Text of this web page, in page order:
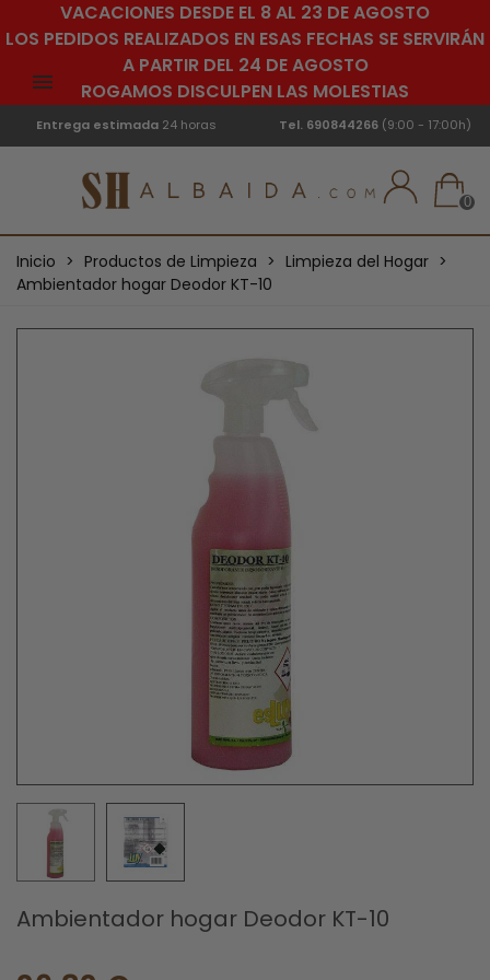
VACACIONES DESDE EL 8 AL 23 DE AGOSTO
LOS PEDIDOS REALIZADOS EN ESAS FECHAS SE SERVIRÁN
A PARTIR DEL 24 DE AGOSTO
ROGAMOS DISCULPEN LAS MOLESTIAS
Entrega estimada 24 horas Tel. 690844266 (9:00 - 17:00h)
0
Inicio > Productos de Limpieza > Limpieza del Hogar >
Ambientador hogar Deodor KT-10
Ambientador hogar Deodor KT-10